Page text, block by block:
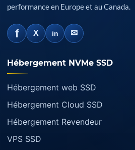
performance en Europe et au Canada.
f X in ✉
Hébergement NVMe SSD
Hébergement web SSD
Hébergement Cloud SSD
Hébergement Revendeur
VPS SSD